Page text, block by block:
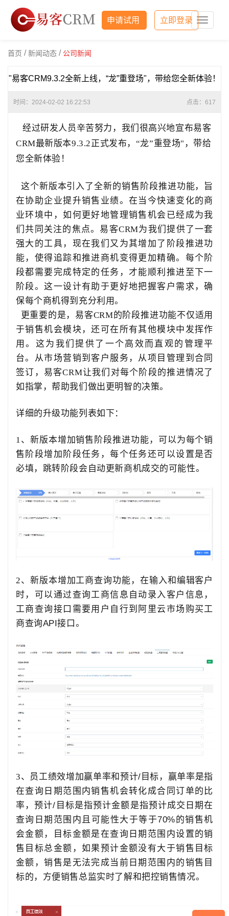
易
申请试用 立即登录
首页 /新闻动态 / 公司新闻
"易客CRM9.3.2全新上线，“龙”重登场"，带给您全新体验！
时间：2024-02-02 16:22:53 点击： 617
经过研发人员辛苦努力，我们很高兴地宣布易客
CRM最新版本9.3.2正式发布，“龙”重登场"，带给
您全新体验！
这个新版本引入了全新的销售阶段推进功能，旨
在协助企业提升销售业绩。在当今快速变化的商
业环境中，如何更好地管理销售机会已经成为我
们共同关注的焦点。易客CRM为我们提供了一套
强大的工具，现在我们又为其增加了阶段推进功
能，使得追踪和推进商机变得更加精确。每个阶
段都需要完成特定的任务，才能顺利推进至下一
阶段。这一设计有助于更好地把握客户需求，确
保每个商机得到充分利用。
更重要的是，易客CRM的阶段推进功能不仅适用
于销售机会模块，还可在所有其他模块中发挥作
用。这为我们提供了一个高效而直观的管理平
台。从市场营销到客户服务，从项目管理到合同
签订，易客CRM让我们对每个阶段的推进情况了
如指掌，帮助我们做出更明智的决策。
详细的升级功能列表如下：
1、新版本增加销售阶段推进功能，可以为每个销
售阶段增加阶段任务，每个任务还可以设置是否
必填，跳转阶段会自动更新商机成交的可能性。
2、新版本增加工商查询功能，在输入和编辑客户
时，可以通过查询工商信息自动录入客户信息，
工商查询接口需要用户自行到阿里云市场购买工
商查询API接口。
3、员工绩效增加赢单率和预计/ 目标，赢单率是指
在查询日期范围内销售机会转化成合同订单的比
率，预计/ 目标是指预计金额是指预计成交日期在
查询日期范围内且可能性大于等于70%的销售机
会金额，目标金额是在查询日期范围内设置的销
售目标总金额，如果预计金额没有大于销售目标
金额，销售是无法完成当前日期范围内的销售目
标的，方便销售总监实时了解和把控销售情况。